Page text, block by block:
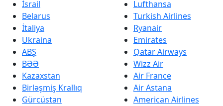
İsrail
Belarus
İtaliya
Ukraina
ABŞ
BƏƏ
Kazaxstan
Birləşmiş Krallıq
Gürcüstan
Lufthansa
Turkish Airlines
Ryanair
Emirates
Qatar Airways
Wizz Air
Air France
Air Astana
American Airlines